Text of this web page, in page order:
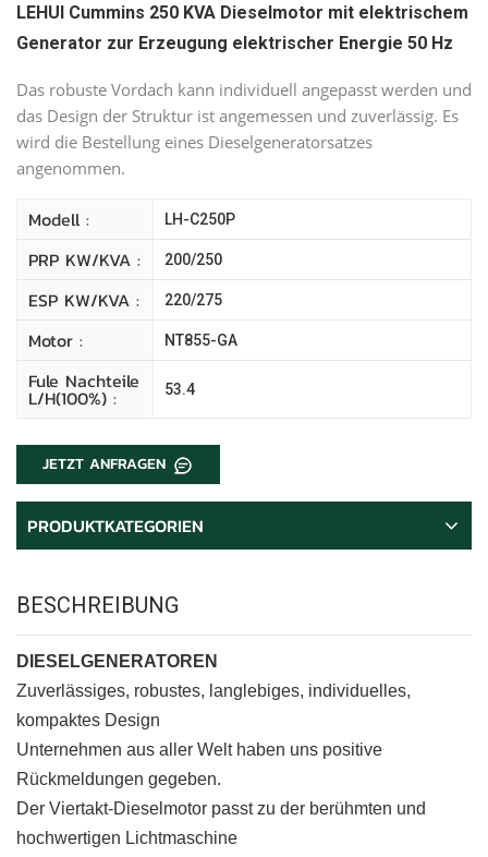
LEHUI Cummins 250 KVA Dieselmotor mit elektrischem
Generator zur Erzeugung elektrischer Energie 50 Hz
Das robuste Vordach kann individuell angepasst werden und
das Design der Struktur ist angemessen und zuverlässig. Es
wird die Bestellung eines Dieselgeneratorsatzes
angenommen.
Modell : LH-C250P
PRP KW/kVA : 200/250
ESP KW/kVA : 220/275
Motor : NT855-GA
Fule Nachteile
L/H(100%) : 53.4
JETZT ANFRAGEN
PRODUKTKATEGORIEN
BESCHREIBUNG
DIESELGENERATOREN
Zuverlässiges, robustes, langlebiges, individuelles,
kompaktes Design
Unternehmen aus aller Welt haben uns positive
Rückmeldungen gegeben.
Der Viertakt-Dieselmotor passt zu der berühmten und
hochwertigen Lichtmaschine